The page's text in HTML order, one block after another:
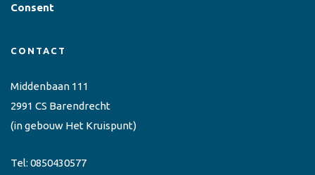
Consent
CONTACT
Middenbaan 111
2991 CS Barendrecht
(in gebouw Het Kruispunt)
Tel: 0850430577